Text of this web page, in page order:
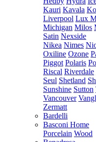
Kauri Kavala
Liverpool Lux
Michigan Milos
Satin Nexside
Nikea Nimes
Oxiline Ozone
Piggot Polaris
Riscal Riverdale
Seul Shetland
Sunshine Sutton
Vancouver
Zermatt
Bardelli
Basconi Home
Porcelain Wood